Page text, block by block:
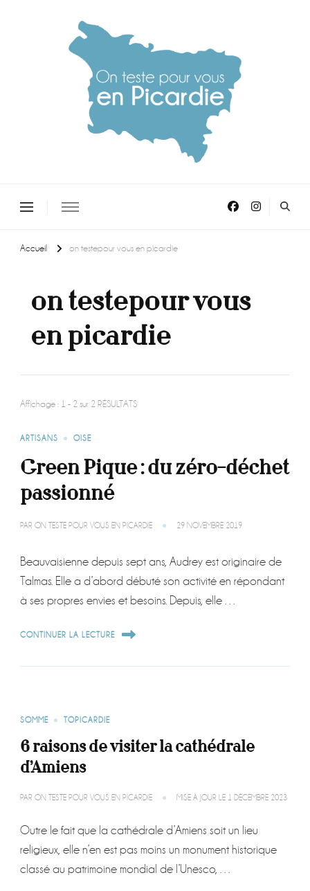
Accueil on testepour vous en picardie
on testepour vous
en picardie
Affichage : 1 - 2 sur 2 RÉSULTATS
ARTISANS OISE
Green Pique : du zéro-déchet
passionné
PAR ON TESTE POUR VOUS EN PICARDIE 29 NOVEMBRE 2019
Beauvaisienne depuis sept ans, Audrey est originaire de
Talmas. Elle a d’abord débuté son activité en répondant
à ses propres envies et besoins. Depuis, elle …
CONTINUER LA LECTURE
SOMME TOPICARDIE
6 raisons de visiter la cathédrale
d’Amiens
PAR ON TESTE POUR VOUS EN PICARDIE MISE À JOUR LE 1 DÉCEMBRE 2023
Outre le fait que la cathédrale d’Amiens soit un lieu
religieux, elle n’en est pas moins un monument historique
classé au patrimoine mondial de l’Unesco, …